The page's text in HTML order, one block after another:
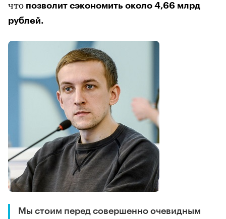
что позволит сэкономить около 4,66 млрд
рублей.
Мы стоим перед совершенно очевидным